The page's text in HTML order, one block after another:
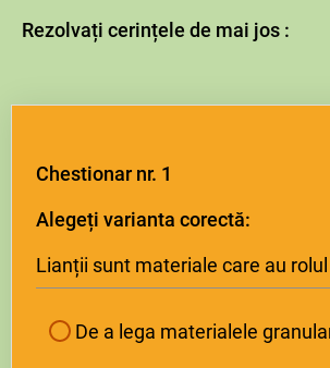
Rezolvați cerințele de mai jos :
Chestionar nr. 1
Alegeți varianta corectă:
Lianții sunt materiale care au rolul
De a lega materialele